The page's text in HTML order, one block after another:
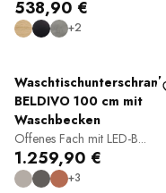
538,90 €
+2
Waschtischunterschrank
BELDIVO 100 cm mit
Waschbecken
Offenes Fach mit LED-B...
1.259,90 €
+3